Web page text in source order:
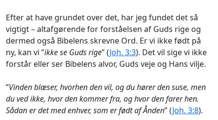
Efter at have grundet over det, har jeg fundet det så
vigtigt – altafgørende for forståelsen af Guds rige og
dermed også Bibelens skrevne Ord. Er vi ikke født på
ny, kan vi ”ikke se Guds rige” (Joh. 3:3). Det vil sige vi ikke
forstår eller ser Bibelens alvor, Guds veje og Hans vilje.
”Vinden blæser, hvorhen den vil, og du hører den suse, men
du ved ikke, hvor den kommer fra, og hvor den farer hen.
Sådan er det med enhver, som er født af Ånden” (Joh. 3:8).